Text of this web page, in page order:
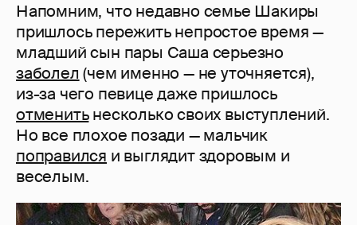
Напомним, что недавно семье Шакиры
пришлось пережить непростое время —
младший сын пары Саша серьезно
заболел (чем именно — не уточняется),
из-за чего певице даже пришлось
отменитьнесколько своих выступлений.
Но все плохое позади — мальчик
поправился и выглядит здоровым и
веселым.